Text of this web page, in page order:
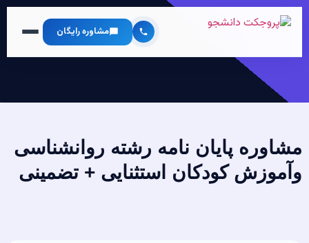
مشاوره رایگان
مشاوره پایان نامه رشته روانشناسی
وآموزش کودکان استثنایی + تضمینی